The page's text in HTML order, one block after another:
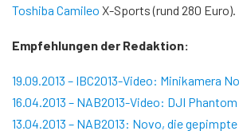
Toshiba Camileo X-Sports (rund 280 Euro).
Empfehlungen der Redaktion:
19.09.2013 – IBC2013-Video: Minikamera
16.04.2013 – NAB2013-Video: DJI
13.04.2013 – NAB2013: Novo, die